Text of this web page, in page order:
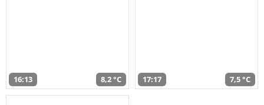
16:13 8,2 °C 17:17 7,5 °C